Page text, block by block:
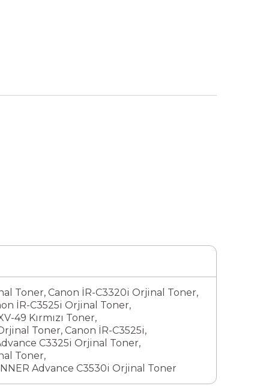
Toner, Canon İR-C3320i Orjinal Toner,
İR-C3525i Orjinal Toner,
49 Kırmızı Toner,
Toner, Canon İR-C3525i,
C3325i Orjinal Toner,
Toner,
Advance C3530i Orjinal Toner